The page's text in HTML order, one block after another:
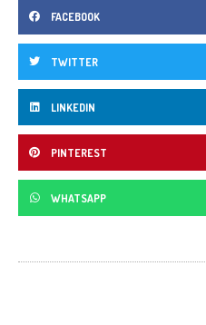
FACEBOOK
TWITTER
LINKEDIN
PINTEREST
WHATSAPP